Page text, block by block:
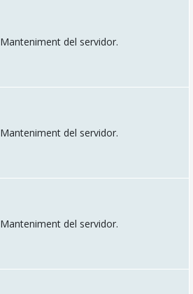
Manteniment del servidor.
Manteniment del servidor.
Manteniment del servidor.